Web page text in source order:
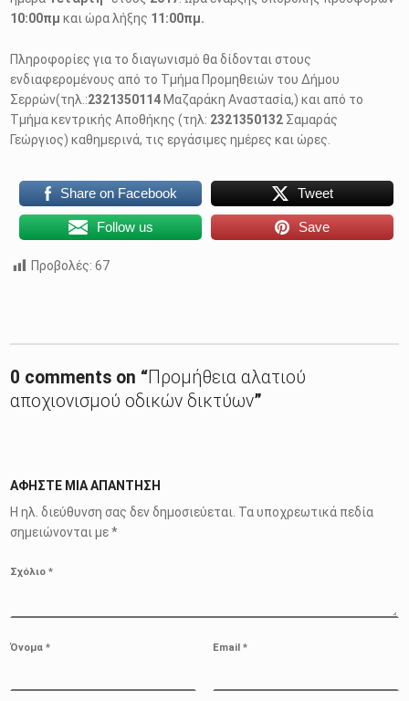
10:00πμ και ώρα λήξης 11:00πμ.
Πληροφορίες για το διαγωνισμό θα δίδονται στους
ενδιαφερομένους από το Τμήμα Προμηθειών του Δήμου
Σερρών(τηλ.:2321350114 Μαζαράκη Αναστασία,) και από το
Τμήμα κεντρικής Αποθήκης (τηλ: 2321350132 Σαμαράς
Γεώργιος) καθημερινά, τις εργάσιμες ημέρες και ώρες.
Share on Facebook Tweet
Follow us Save
Προβολές: 67
0 comments on “Προμήθεια αλατιού
αποχιονισμού οδικών δικτύων”
ΑΦΉΣΤΕ ΜΙΑ ΑΠΆΝΤΗΣΗ
Η ηλ. διεύθυνση σας δεν δημοσιεύεται. Τα υποχρεωτικά πεδία
σημειώνονται με*
Σχόλιο*
Όνομα* Email *